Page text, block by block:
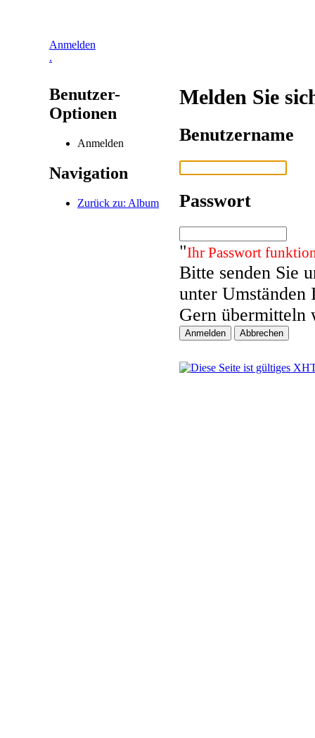
Anmelden
.
Benutzer-
Optionen
Anmelden
Navigation
Zurück zu: Album
Melden Sie
Benutzername
Passwort
"Ihr Passwort
Bitte senden Sie
unter Umständen
Gern übermitteln